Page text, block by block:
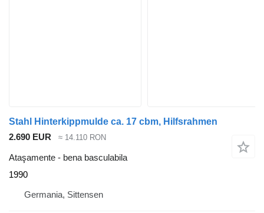
Stahl Hinterkippmulde ca. 17 cbm, Hilfsrahmen
2.690 EUR
≈ 14.110 RON
Ataşamente - bena basculabila
1990
Germania, Sittensen